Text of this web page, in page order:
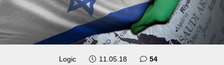
Logic 11.05.18 54komentara